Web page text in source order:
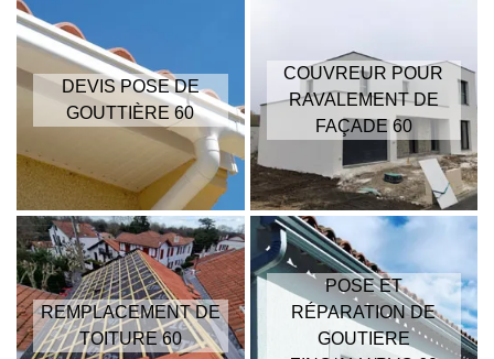
DEVIS POSE DE
GOUTTIÈRE 60
COUVREUR POUR
RAVALEMENT DE
FAÇADE 60
REMPLACEMENT DE
TOITURE 60
POSE ET
RÉPARATION DE
GOUTIERE